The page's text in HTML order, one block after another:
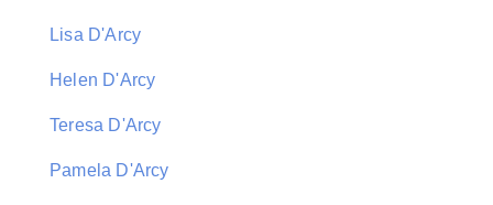
Lisa D'Arcy
Helen D'Arcy
Teresa D'Arcy
Pamela D'Arcy